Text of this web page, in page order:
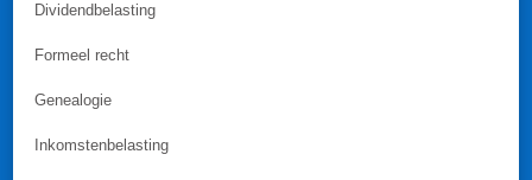
Dividendbelasting
Formeel recht
Genealogie
Inkomstenbelasting